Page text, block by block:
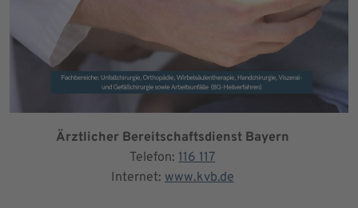
Ärztlicher Bereitschaftsdienst Bayern
Telefon:116 117
Internet: www.kvb.de